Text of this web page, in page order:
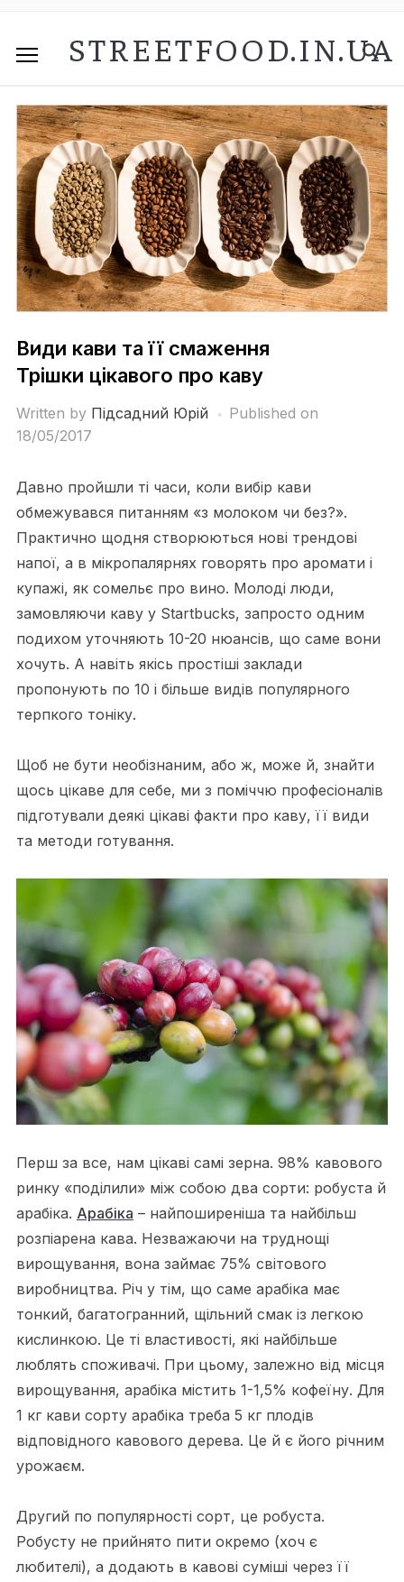
STREETFOOD.IN.UA
Види кави та її смаження
Трішки цікавого про каву
Written by Підсадний Юрій
Published on
18/05/2017
Давно пройшли ті часи, коли вибір кави
обмежувався питанням «з молоком чи без?».
Практично щодня створюються нові трендові
напої, а в мікропалярнях говорять про аромати і
купажі, як сомельє про вино. Молоді люди,
замовляючи каву у Startbucks, запросто одним
подихом уточняють 10-20 нюансів, що саме вони
хочуть. А навіть якісь простіші заклади
пропонують по 10 і більше видів популярного
терпкого тоніку.
Щоб не бути необізнаним, або ж, може й, знайти
щось цікаве для себе, ми з поміччю професіоналів
підготували деякі цікаві факти про каву, її види
та методи готування.
Перш за все, нам цікаві самі зерна. 98% кавового
ринку «поділили» між собою два сорти: робуста й
арабіка. Арабіка – найпоширеніша та найбільш
розпіарена кава. Незважаючи на труднощі
вирощування, вона займає 75% світового
виробництва. Річ у тім, що саме арабіка має
тонкий, багатогранний, щільний смак із легкою
кислинкою. Це ті властивості, які найбільше
люблять споживачі. При цьому, залежно від місця
вирощування, арабіка містить 1-1,5% кофеїну. Для
1 кг кави сорту арабіка треба 5 кг плодів
відповідного кавового дерева. Це й є його річним
урожаєм.
Другий по популярності сорт, це робуста.
Робусту не прийнято пити окремо (хоч є
любителі), а додають в кавові суміші через її